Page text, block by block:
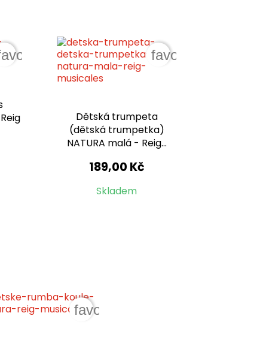
Dětská trumpeta
(dětská trumpetka)
NATURA malá - Reig...
189,00 Kč
Skladem
favorite_border
favorite_border